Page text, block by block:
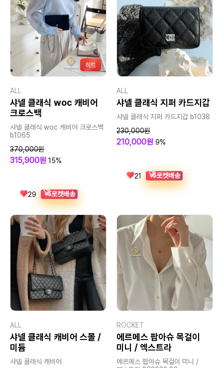
히트
ALL
샤넬 클래식 woc 캐비어
크로스백
샤넬 클래식 woc 캐비어 크로스백
b1065
370,000원
315,900원 15%
29 🚀로켓배송
ALL
샤넬 클래식 지퍼 카드지갑
샤넬 클래식 지퍼 카드지갑 b1038
230,000원
210,000원 9%
21 🚀로켓배송
ALL
샤넬 클래식 캐비어 스몰 /
미듐
샤넬 클래식 캐비어
ROCKET
에르메스 팝아슈 목걸이
미니 / 엑스트라
에르메스 팝아슈 목걸이 미니 /